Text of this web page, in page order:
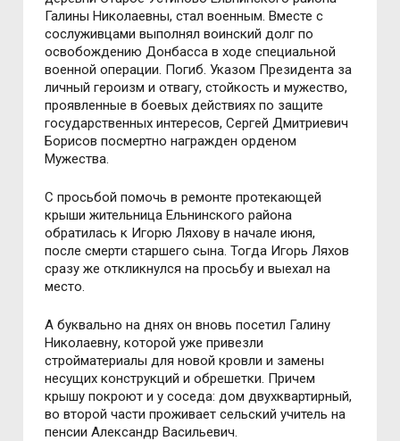
Галины Николаевны, стал военным. Вместе с
сослуживцами выполнял воинский долг по
освобождению Донбасса в ходе специальной
военной операции. Погиб. Указом Президента за
личный героизм и отвагу, стойкость и мужество,
проявленные в боевых действиях по защите
государственных интересов, Сергей Дмитриевич
Борисов посмертно награжден орденом
Мужества.
С просьбой помочь в ремонте протекающей
крыши жительница Ельнинского района
обратилась к Игорю Ляхову в начале июня,
после смерти старшего сына. Тогда Игорь Ляхов
сразу же откликнулся на просьбу и выехал на
место.
А буквально на днях он вновь посетил Галину
Николаевну, которой уже привезли
стройматериалы для новой кровли и замены
несущих конструкций и обрешетки. Причем
крышу покроют и у соседа: дом двухквартирный,
во второй части проживает сельский учитель на
пенсии Александр Васильевич.